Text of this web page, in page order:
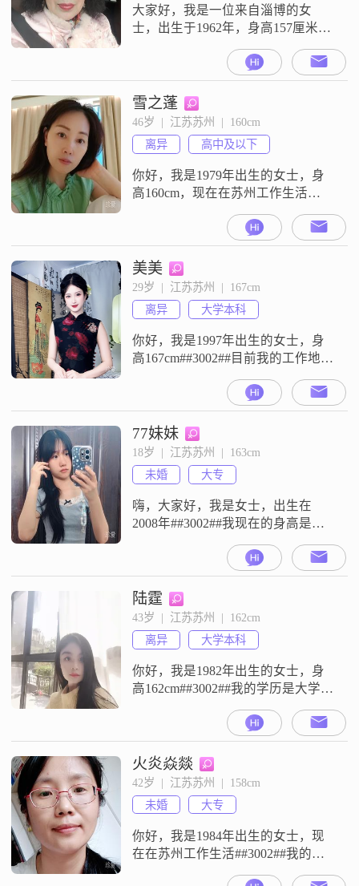
大家好，我是一位来自淄博的女
士，出生于1962年，身高157厘米。
我是医务人员，月收入大概在3001
到5000元之间。学历是中专，但我
一直保持着学习的热情，努力提升
自己的能力和素质。在生活中，我
非常真诚可靠，喜欢精致的生活，
注重生活品质。我相信，生活中的
每一个细节都值得我们去珍惜和体
验。我热爱生活，我性格随和易相
处，温
雪之蓬
46岁  |  江苏苏州  |  160cm
离异
高中及以下
你好，我是1979年出生的女士，身
高160cm，现在在苏州工作生活
目前的月收入在3001到5000元这个
范围##3002##平时我是一个乐于助
人的人，性格上比较追求完美，同
时也很温柔体贴，自认为还算善解
人意##3002##我比较看重真诚沟
通，觉得两个人相处有话直说
##3001##互
美美
29岁  |  江苏苏州  |  167cm
离异
大学本科
你好，我是1997年出生的女士，身
高167cm##3002##目前我的工作地在
20001到50000元之间##3002##我的
性格比较安静内敛，平时情绪稳
定，也比较善解人意##3002##同时
我也是一个坚韧要强的人##3002##
在空闲时间，我喜欢看电影和追剧
##3002##对于感情，我比
77妹妹
18岁  |  江苏苏州  |  163cm
未婚
大专
嗨，大家好，我是女士，出生在
2008年##3002##我现在的身高是
##3002##目前我在苏州工作，每个
月收入在3001到5000元这个范围里
##3002##我觉得自己是一个性格比
较开朗爱笑的人，平时也挺善解人
意的，性格上比较温柔体贴
##3002##在生活里，我是一个喜欢
精致生
陆霆
43岁  |  江苏苏州  |  162cm
离异
大学本科
你好，我是1982年出生的女士，身
高162cm##3002##我的学历是大学本
在8001到12000元之间##3002##在性
格方面，我是一个富有同理心的
人，能够站在他人的角度去思考问
题##3002##我把家庭放在很重要的
位置，认为家庭优先是生活中很重
要的原则##3002##同时，我也是一
火炎焱燚
42岁  |  江苏苏州  |  158cm
未婚
大专
你好，我是1984年出生的女士，现
在在苏州工作生活##3002##我的身